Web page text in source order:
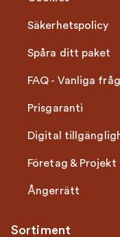
Säkerhetspolicy
Spåra ditt paket
FAQ - Vanliga
Prisgaranti
Digital
Företag & Projekt
Ångerrätt
Sortiment